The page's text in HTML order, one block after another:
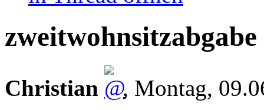
Christian , Montag,